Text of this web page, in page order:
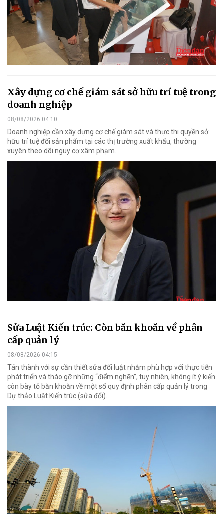
Xây dựng cơ chế giám sát sở hữu trí tuệ trong
doanh nghiệp
08/08/2026 04:10
Doanh nghiệp cần xây dựng cơ chế giám sát và thực thi quyền sở
hữu trí tuệ đối sản phẩm tại các thị trường xuất khẩu, thường
xuyên theo dõi nguy cơ xâm phạm.
Sửa Luật Kiến trúc: Còn băn khoăn về phân
cấp quản lý
08/08/2026 04:15
Tán thành với sự cần thiết sửa đổi luật nhằm phù hợp với thực tiễn
phát triển và tháo gỡ những “điểm nghẽn”, tuy nhiên, không ít ý kiến
còn bày tỏ băn khoăn về một số quy định phân cấp quản lý trong
Dự thảo Luật Kiến trúc (sửa đổi).